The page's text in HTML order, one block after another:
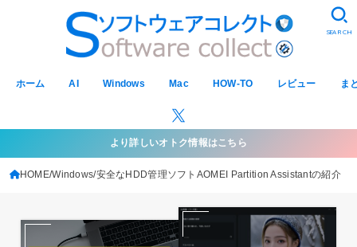
ホーム AI Windows Mac HOW-TO レビュー ま
SEARCH
より詳しいオトク情報はこちら
HOME Windows 安全なHDD管理ソフトAOMEI Partition Assistantの紹介